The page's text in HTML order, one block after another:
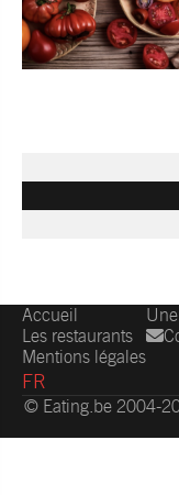
Accueil
Les restaurants
Mentions légales
FR
© Eating.be 2004-